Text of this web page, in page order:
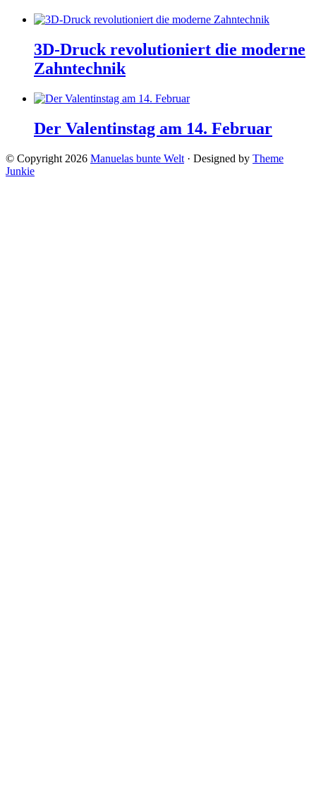
3D-Druck revolutioniert die moderne
Zahntechnik
Der Valentinstag am 14. Februar
© Copyright 2026 Manuelas bunte Welt · Designed by Theme
Junkie